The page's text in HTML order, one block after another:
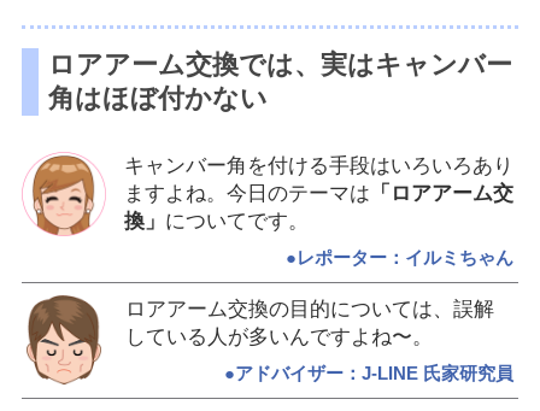
ロアアーム交換では、実はキャンバー
角はほぼ付かない
キャンバー角を付ける手段はいろいろあり
ますよね。今日のテーマは 「ロアアーム交
換」 についてです。
●レポーター：イルミちゃん
ロアアーム交換の目的については、誤解
している人が多いんですよね〜。
●アドバイザー：J-LINE 氏家研究員